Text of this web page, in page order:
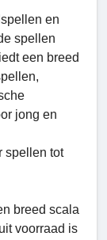
en
spellen
een breed
jong en
spellen tot
breed scala
voorraad is